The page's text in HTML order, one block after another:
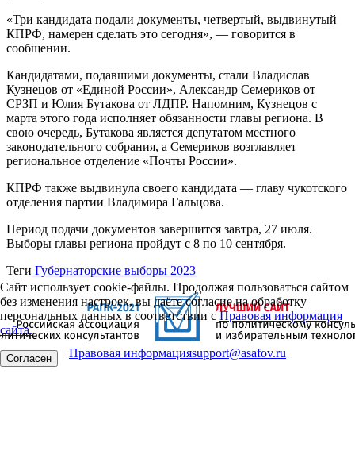
«Три кандидата подали документы, четвертый, выдвинутый
КПРФ, намерен сделать это сегодня», — говорится в
сообщении.
Кандидатами, подавшими документы, стали Владислав
Кузнецов от «Единой России», Александр Семериков от
СРЗП и Юлия Бутакова от ЛДПР. Напомним, Кузнецов с
марта этого года исполняет обязанности главы региона. В
свою очередь, Бутакова является депутатом местного
законодательного собрания, а Семериков возглавляет
региональное отделение «Почты России».
КПРФ также выдвинула своего кандидата — главу чукотского
отделения партии Владимира Гальцова.
Период подачи документов завершится завтра, 27 июля.
Выборы главы региона пройдут с 8 по 10 сентября.
Теги Губернаторские выборы 2023
Сайт использует cookie-файлы. Продолжая пользоваться сайтом
без изменения настроек, вы даёте согласие на обработку
персональных данных в соответствии сПравовая информация
сайта.
Согласен Правовая информацияsupport@asafov.ru